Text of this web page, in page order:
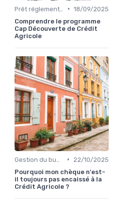
• 18/09/2025
Comprendre le programme
Cap Découverte de Crédit
Agricole
•
22/10/2025
Pourquoi mon chèque n'est-
il toujours pas encaissé à la
Crédit Agricole ?